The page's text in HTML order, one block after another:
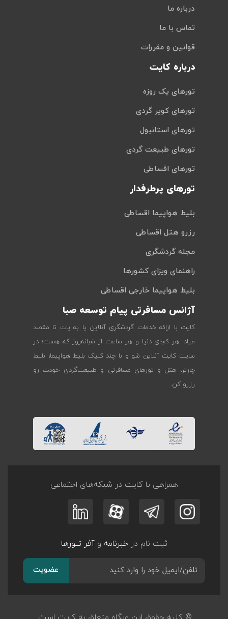
درباره ما
تماس با ما
قوانین و مقررات
درباره کایت
تورهای یک روزه
تورهای کویر گردی
تورهای استانبول
تورهای طبیعت گردی
تورهای اقساطی
تورهای پرطرفدار
بلیط هواپیما اقساطی
رزرو هتل اقساطی
مجله گردشگری
راهنمای ویزای کشورها
بلیط هواپیما خارجی اقساطی
آژانس مسافرتی پیام توسعه صبا
کایت با ارائه خدمات گردشگری آنلاین پا به پات تا مقصد
میاد. هر کجای دنیا و هر ساعت از شبانه‌روز که هست؛ در
سایت کایت آنلاین شو و با چند کلیک بلیط هواپیما، بلیط
چارتر، هتل و تورهای مسافرتی و طبیعت‌گردی خودت رو
رزرو کن.
همراهی با کایت در شبکه‌های اجتماعی
ثبت نام درخبرنامه وآفر تــورها
عضویت